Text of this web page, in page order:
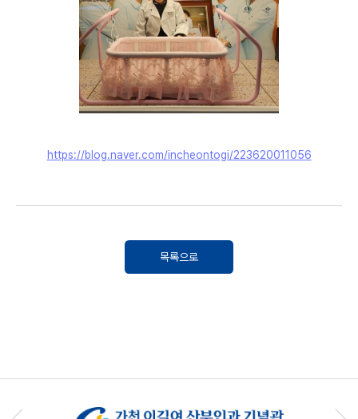
https://blog.naver.com/incheontogi/223620011056
목록으로